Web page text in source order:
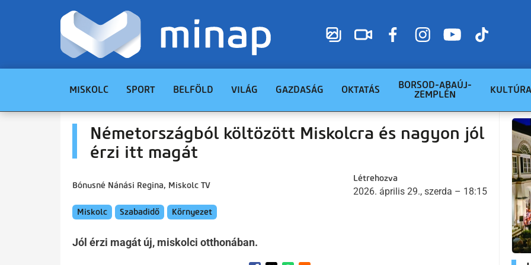
MISKOLC SPORT BELFÖLD VILÁG GAZDASÁG OKTATÁS
BORSOD-ABAÚJ-
ZEMPLÉN
KULTÚRA
Németországból költözött Miskolcra és nagyon jól
érzi itt magát
Bónusné Nánási Regina, Miskolc TV
Létrehozva
2026. április 29., szerda – 18:15
Miskolc Szabadidő Környezet
Jól érzi magát új, miskolci otthonában.